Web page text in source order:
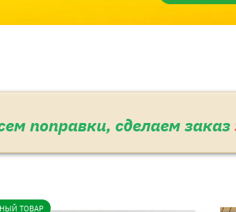
поправки, сделаем заказ
ТОВАР